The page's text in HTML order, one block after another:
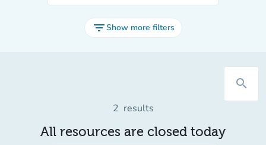
filter_listShow more filters
search
2 results
All resources are closed today